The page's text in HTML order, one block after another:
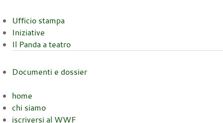
Ufficio stampa
Iniziative
Il Panda a teatro
Documenti e dossier
home
chi siamo
iscriversi al WWF